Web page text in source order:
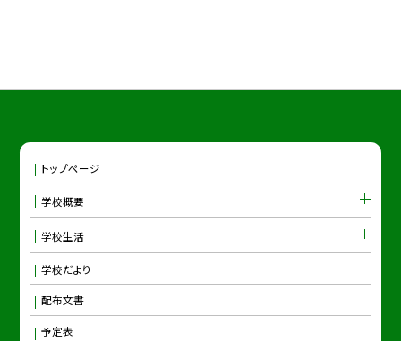
トップページ
学校概要
学校生活
学校だより
配布文書
予定表